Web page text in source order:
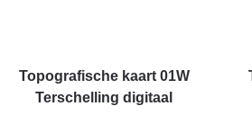
Topografische kaart 01W
Terschelling digitaal